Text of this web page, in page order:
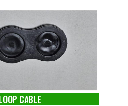
LOOP CABLE